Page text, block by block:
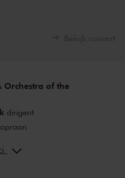
Orchestra of the
dirigent
tenor